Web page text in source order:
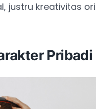
justru kreativitas
Pribadi